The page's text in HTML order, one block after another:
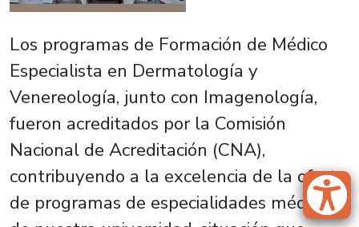
Los programas de Formación de Médico
Especialista en Dermatología y
Venereología, junto con Imagenología,
fueron acreditados por la Comisión
Nacional de Acreditación (CNA),
contribuyendo a la excelencia de la oferta
de programas de especialidades médicas